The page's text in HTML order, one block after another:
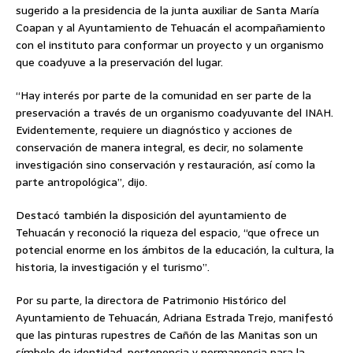
sugerido a la presidencia de la junta auxiliar de Santa María
Coapan y al Ayuntamiento de Tehuacán el acompañamiento
con el instituto para conformar un proyecto y un organismo
que coadyuve a la preservación del lugar.
“Hay interés por parte de la comunidad en ser parte de la
preservación a través de un organismo coadyuvante del INAH.
Evidentemente, requiere un diagnóstico y acciones de
conservación de manera integral, es decir, no solamente
investigación sino conservación y restauración, así como la
parte antropológica”, dijo.
Destacó también la disposición del ayuntamiento de
Tehuacán y reconoció la riqueza del espacio, “que ofrece un
potencial enorme en los ámbitos de la educación, la cultura, la
historia, la investigación y el turismo”.
Por su parte, la directora de Patrimonio Histórico del
Ayuntamiento de Tehuacán, Adriana Estrada Trejo, manifestó
que las pinturas rupestres de Cañón de las Manitas son un